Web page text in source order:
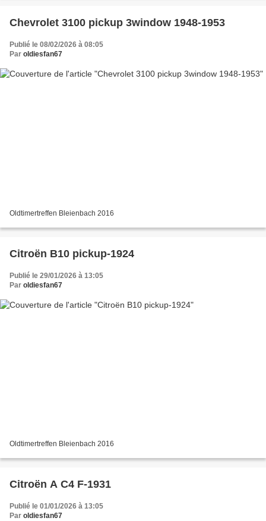
Chevrolet 3100 pickup 3window 1948-1953
Publié le 08/02/2026 à 08:05
Par oldiesfan67
Oldtimertreffen Bleienbach 2016
Citroën B10 pickup-1924
Publié le 29/01/2026 à 13:05
Par oldiesfan67
Oldtimertreffen Bleienbach 2016
Citroën A C4 F-1931
Publié le 01/01/2026 à 13:05
Par oldiesfan67